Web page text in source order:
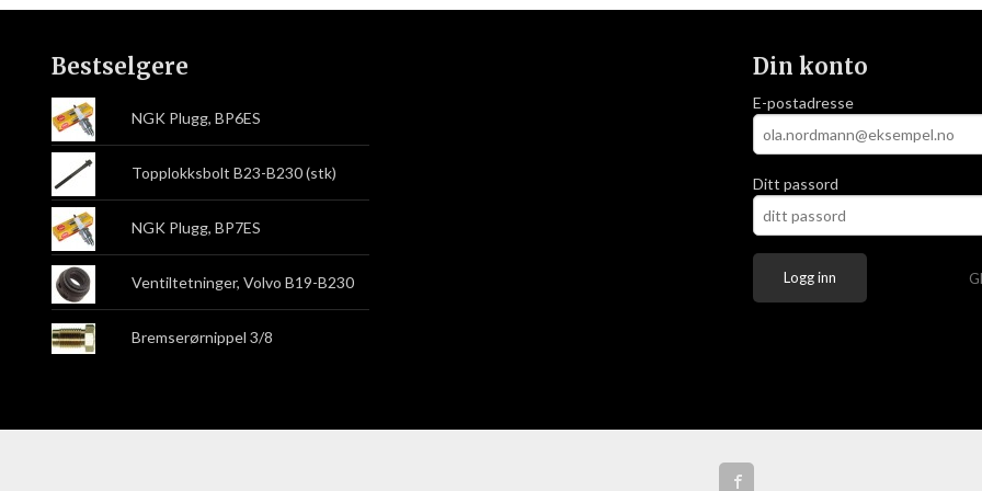
Bestselgere
NGK Plugg, BP6ES
Topplokksbolt B23-B230 (stk)
NGK Plugg, BP7ES
Ventiltetninger, Volvo B19-B230
Bremserørnippel 3/8
Din konto
E-postadresse
Ditt passord